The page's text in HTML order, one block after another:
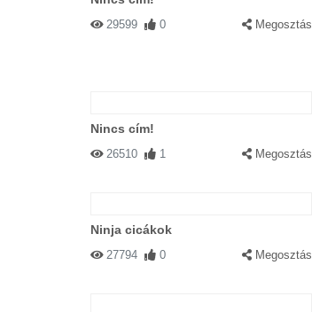
29599 0 Megosztás
Nincs cím!
26510 1 Megosztás
Ninja cicákok
27794 0 Megosztás